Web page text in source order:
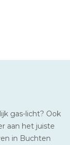
gas-licht? Ook
aan het juiste
in Buchten